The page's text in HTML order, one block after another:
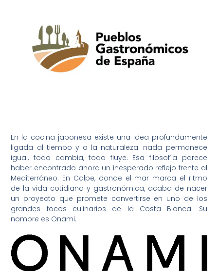
En la cocina japonesa existe una idea profundamente
ligada al tiempo y a la naturaleza: nada permanece
igual, todo cambia, todo fluye. Esa filosofía parece
haber encontrado ahora un inesperado reflejo frente al
Mediterráneo. En Calpe, donde el mar marca el ritmo
de la vida cotidiana y gastronómica, acaba de nacer
un proyecto que promete convertirse en uno de los
grandes focos culinarios de la Costa Blanca. Su
nombre es Onami.